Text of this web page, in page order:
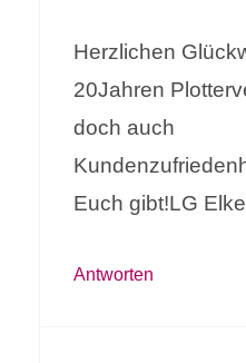
Herzlichen
20Jahren
doch auch
Euch gibt!LG
Antworten